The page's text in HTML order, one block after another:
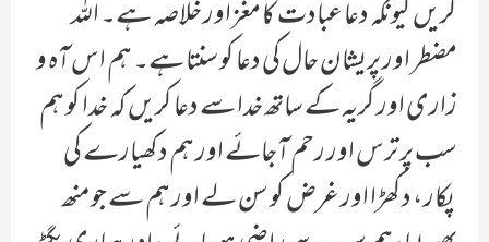
کریں کیونکہ دعا عبادت کا مغز اور خلاصہ ہے۔ اللہ
مضطر اور پریشان حال کی دعا کو سنتا ہے۔ ہم اس آہ و
زاری اور گریہ کے ساتھ خدا سے دعا کریں کہ خدا کو ہم
سب پر ترس اور رحم آجائے اور ہم دکھیارے کی
پکار ، دکھڑا اور غرض کو سن لے اور ہم سے جو منھ